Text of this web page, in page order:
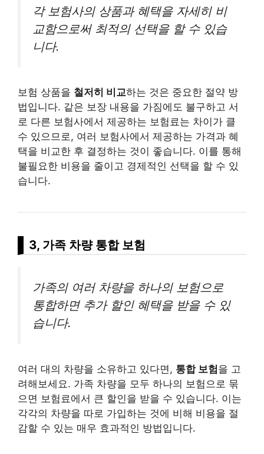
각 보험사의 상품과 혜택을 자세히 비
교함으로써 최적의 선택을 할 수 있습
니다.
보험 상품을 철저히 비교하는 것은 중요한 절약 방
법입니다. 같은 보장 내용을 가짐에도 불구하고 서
로 다른 보험사에서 제공하는 보험료는 차이가 클
수 있으므로, 여러 보험사에서 제공하는 가격과 혜
택을 비교한 후 결정하는 것이 좋습니다. 이를 통해
불필요한 비용을 줄이고 경제적인 선택을 할 수 있
습니다.
3, 가족 차량 통합 보험
가족의 여러 차량을 하나의 보험으로
통합하면 추가 할인 혜택을 받을 수 있
습니다.
여러 대의 차량을 소유하고 있다면, 통합 보험을 고
려해보세요. 가족 차량을 모두 하나의 보험으로 묶
으면 보험료에서 큰 할인을 받을 수 있습니다. 이는
각각의 차량을 따로 가입하는 것에 비해 비용을 절
감할 수 있는 매우 효과적인 방법입니다.